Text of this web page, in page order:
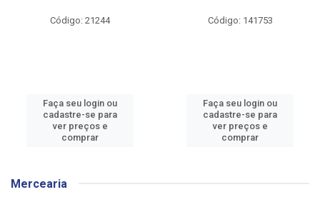
Código: 21244
Faça seu login ou
cadastre-se para
ver preços e
comprar
Código: 141753
Faça seu login ou
cadastre-se para
ver preços e
comprar
Mercearia